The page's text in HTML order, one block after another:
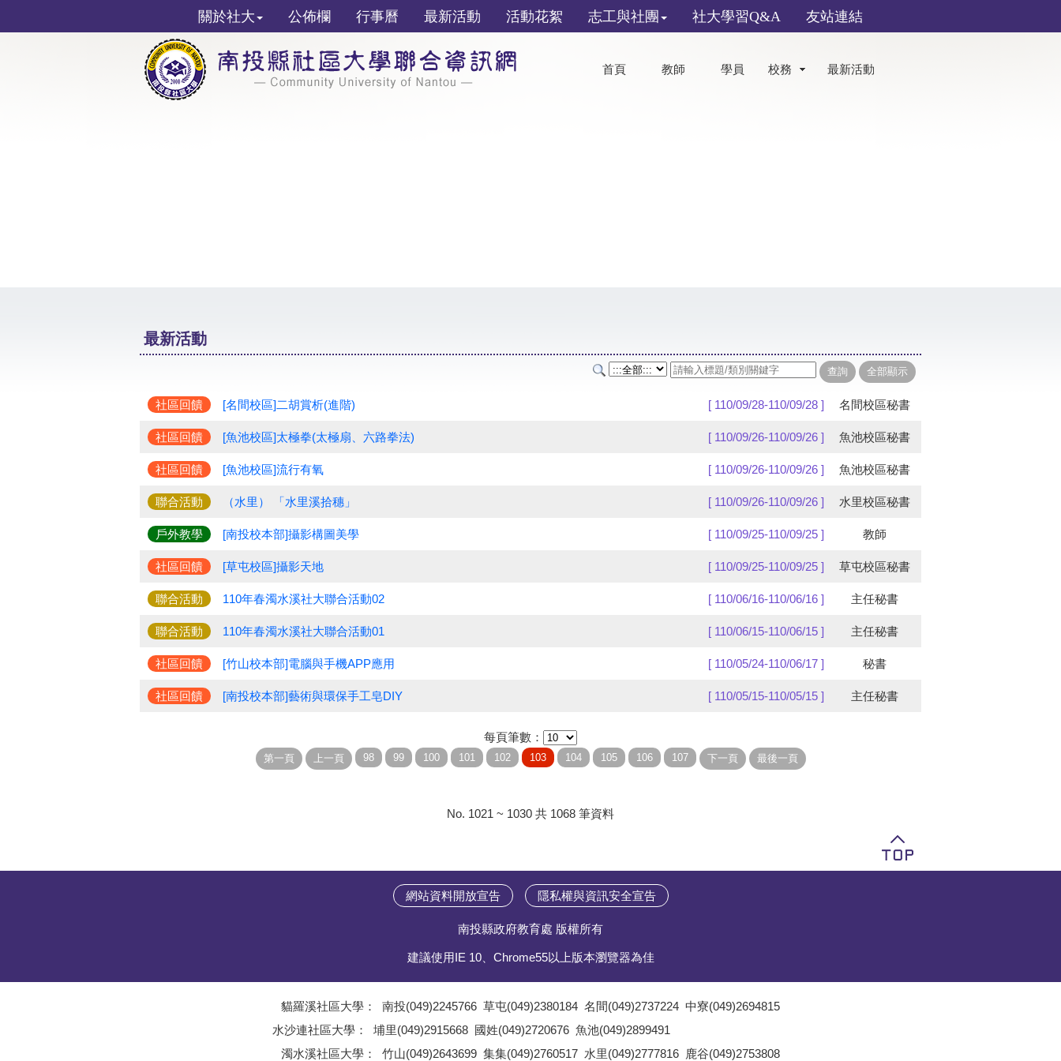
關於社大 公佈欄 行事曆 最新活動 活動花絮 志工與社團 社大學習Q&A 友站連結
首頁 教師 學員 校務 最新活動
最新活動
社區回饋 [名間校區]二胡賞析(進階) [ 110/09/28-110/09/28 ] 名間校區秘書
社區回饋 [魚池校區]太極拳(太極扇、六路拳法) [ 110/09/26-110/09/26 ] 魚池校區秘書
社區回饋 [魚池校區]流行有氧 [ 110/09/26-110/09/26 ] 魚池校區秘書
聯合活動 （水里） 「水里溪拾穗」 [ 110/09/26-110/09/26 ] 水里校區秘書
戶外教學 [南投校本部]攝影構圖美學 [ 110/09/25-110/09/25 ] 教師
社區回饋 [草屯校區]攝影天地 [ 110/09/25-110/09/25 ] 草屯校區秘書
聯合活動 110年春濁水溪社大聯合活動02 [ 110/06/16-110/06/16 ] 主任秘書
聯合活動 110年春濁水溪社大聯合活動01 [ 110/06/15-110/06/15 ] 主任秘書
社區回饋 [竹山校本部]電腦與手機APP應用 [ 110/05/24-110/06/17 ] 秘書
社區回饋 [南投校本部]藝術與環保手工皂DIY [ 110/05/15-110/05/15 ] 主任秘書
每頁筆數：
No. 1021 ~ 1030 共 1068 筆資料
網站資料開放宣告 隱私權與資訊安全宣告
南投縣政府教育處 版權所有
建議使用IE 10、Chrome55以上版本瀏覽器為佳
貓羅溪社區大學： 南投(049)2245766 草屯(049)2380184 名間(049)2737224 中寮(049)2694815
水沙連社區大學： 埔里(049)2915668 國姓(049)2720676 魚池(049)2899491
濁水溪社區大學： 竹山(049)2643699 集集(049)2760517 水里(049)2777816 鹿谷(049)2753808